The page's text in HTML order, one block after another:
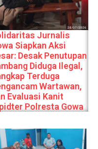
Jurnalis
Siapkan Aksi
Desak Penutupan
Diduga Ilegal,
Terduga
Wartawan,
Evaluasi Kanit
Polresta Gowa